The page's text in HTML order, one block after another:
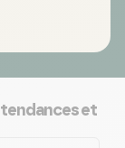
tendances et